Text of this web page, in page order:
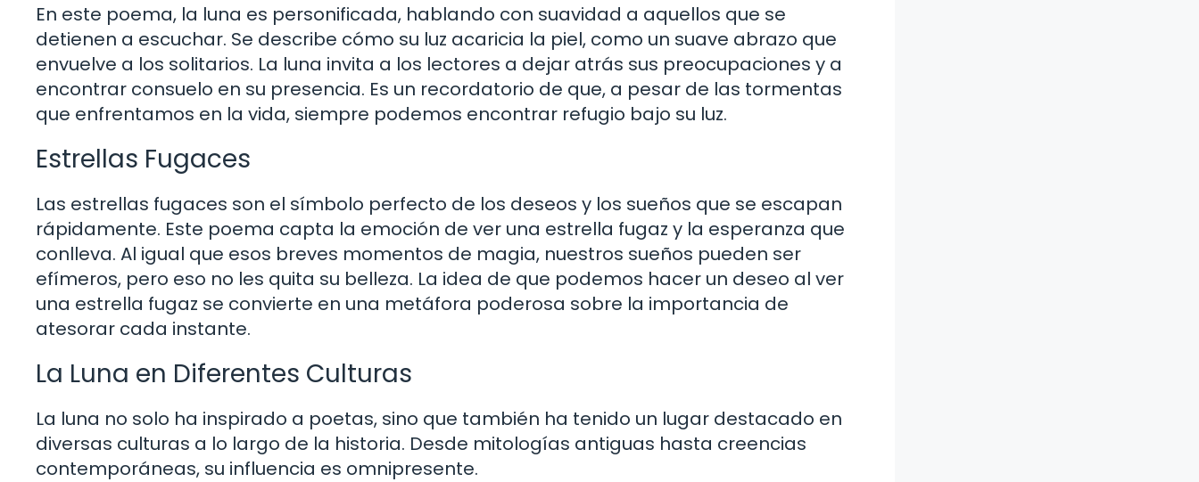
En este poema, la luna es personificada, hablando con suavidad a aquellos que se
detienen a escuchar. Se describe cómo su luz acaricia la piel, como un suave abrazo que
envuelve a los solitarios. La luna invita a los lectores a dejar atrás sus preocupaciones y a
encontrar consuelo en su presencia. Es un recordatorio de que, a pesar de las tormentas
que enfrentamos en la vida, siempre podemos encontrar refugio bajo su luz.
Estrellas Fugaces
Las estrellas fugaces son el símbolo perfecto de los deseos y los sueños que se escapan
rápidamente. Este poema capta la emoción de ver una estrella fugaz y la esperanza que
conlleva. Al igual que esos breves momentos de magia, nuestros sueños pueden ser
efímeros, pero eso no les quita su belleza. La idea de que podemos hacer un deseo al ver
una estrella fugaz se convierte en una metáfora poderosa sobre la importancia de
atesorar cada instante.
La Luna en Diferentes Culturas
La luna no solo ha inspirado a poetas, sino que también ha tenido un lugar destacado en
diversas culturas a lo largo de la historia. Desde mitologías antiguas hasta creencias
contemporáneas, su influencia es omnipresente.